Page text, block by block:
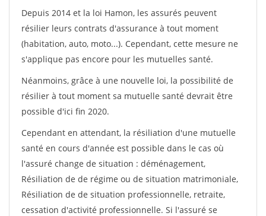
Depuis 2014 et la loi Hamon, les assurés peuvent
résilier leurs contrats d'assurance à tout moment
(habitation, auto, moto...). Cependant, cette mesure ne
s'applique pas encore pour les mutuelles santé.
Néanmoins, grâce à une nouvelle loi, la possibilité de
résilier à tout moment sa mutuelle santé devrait être
possible d'ici fin 2020.
Cependant en attendant, la résiliation d'une mutuelle
santé en cours d'année est possible dans le cas où
l'assuré change de situation : déménagement,
Résiliation de de régime ou de situation matrimoniale,
Résiliation de de situation professionnelle, retraite,
cessation d'activité professionnelle. Si l'assuré se